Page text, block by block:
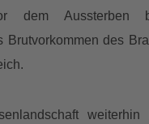
dem Aussterben
Brutvorkommen des
weiterhin